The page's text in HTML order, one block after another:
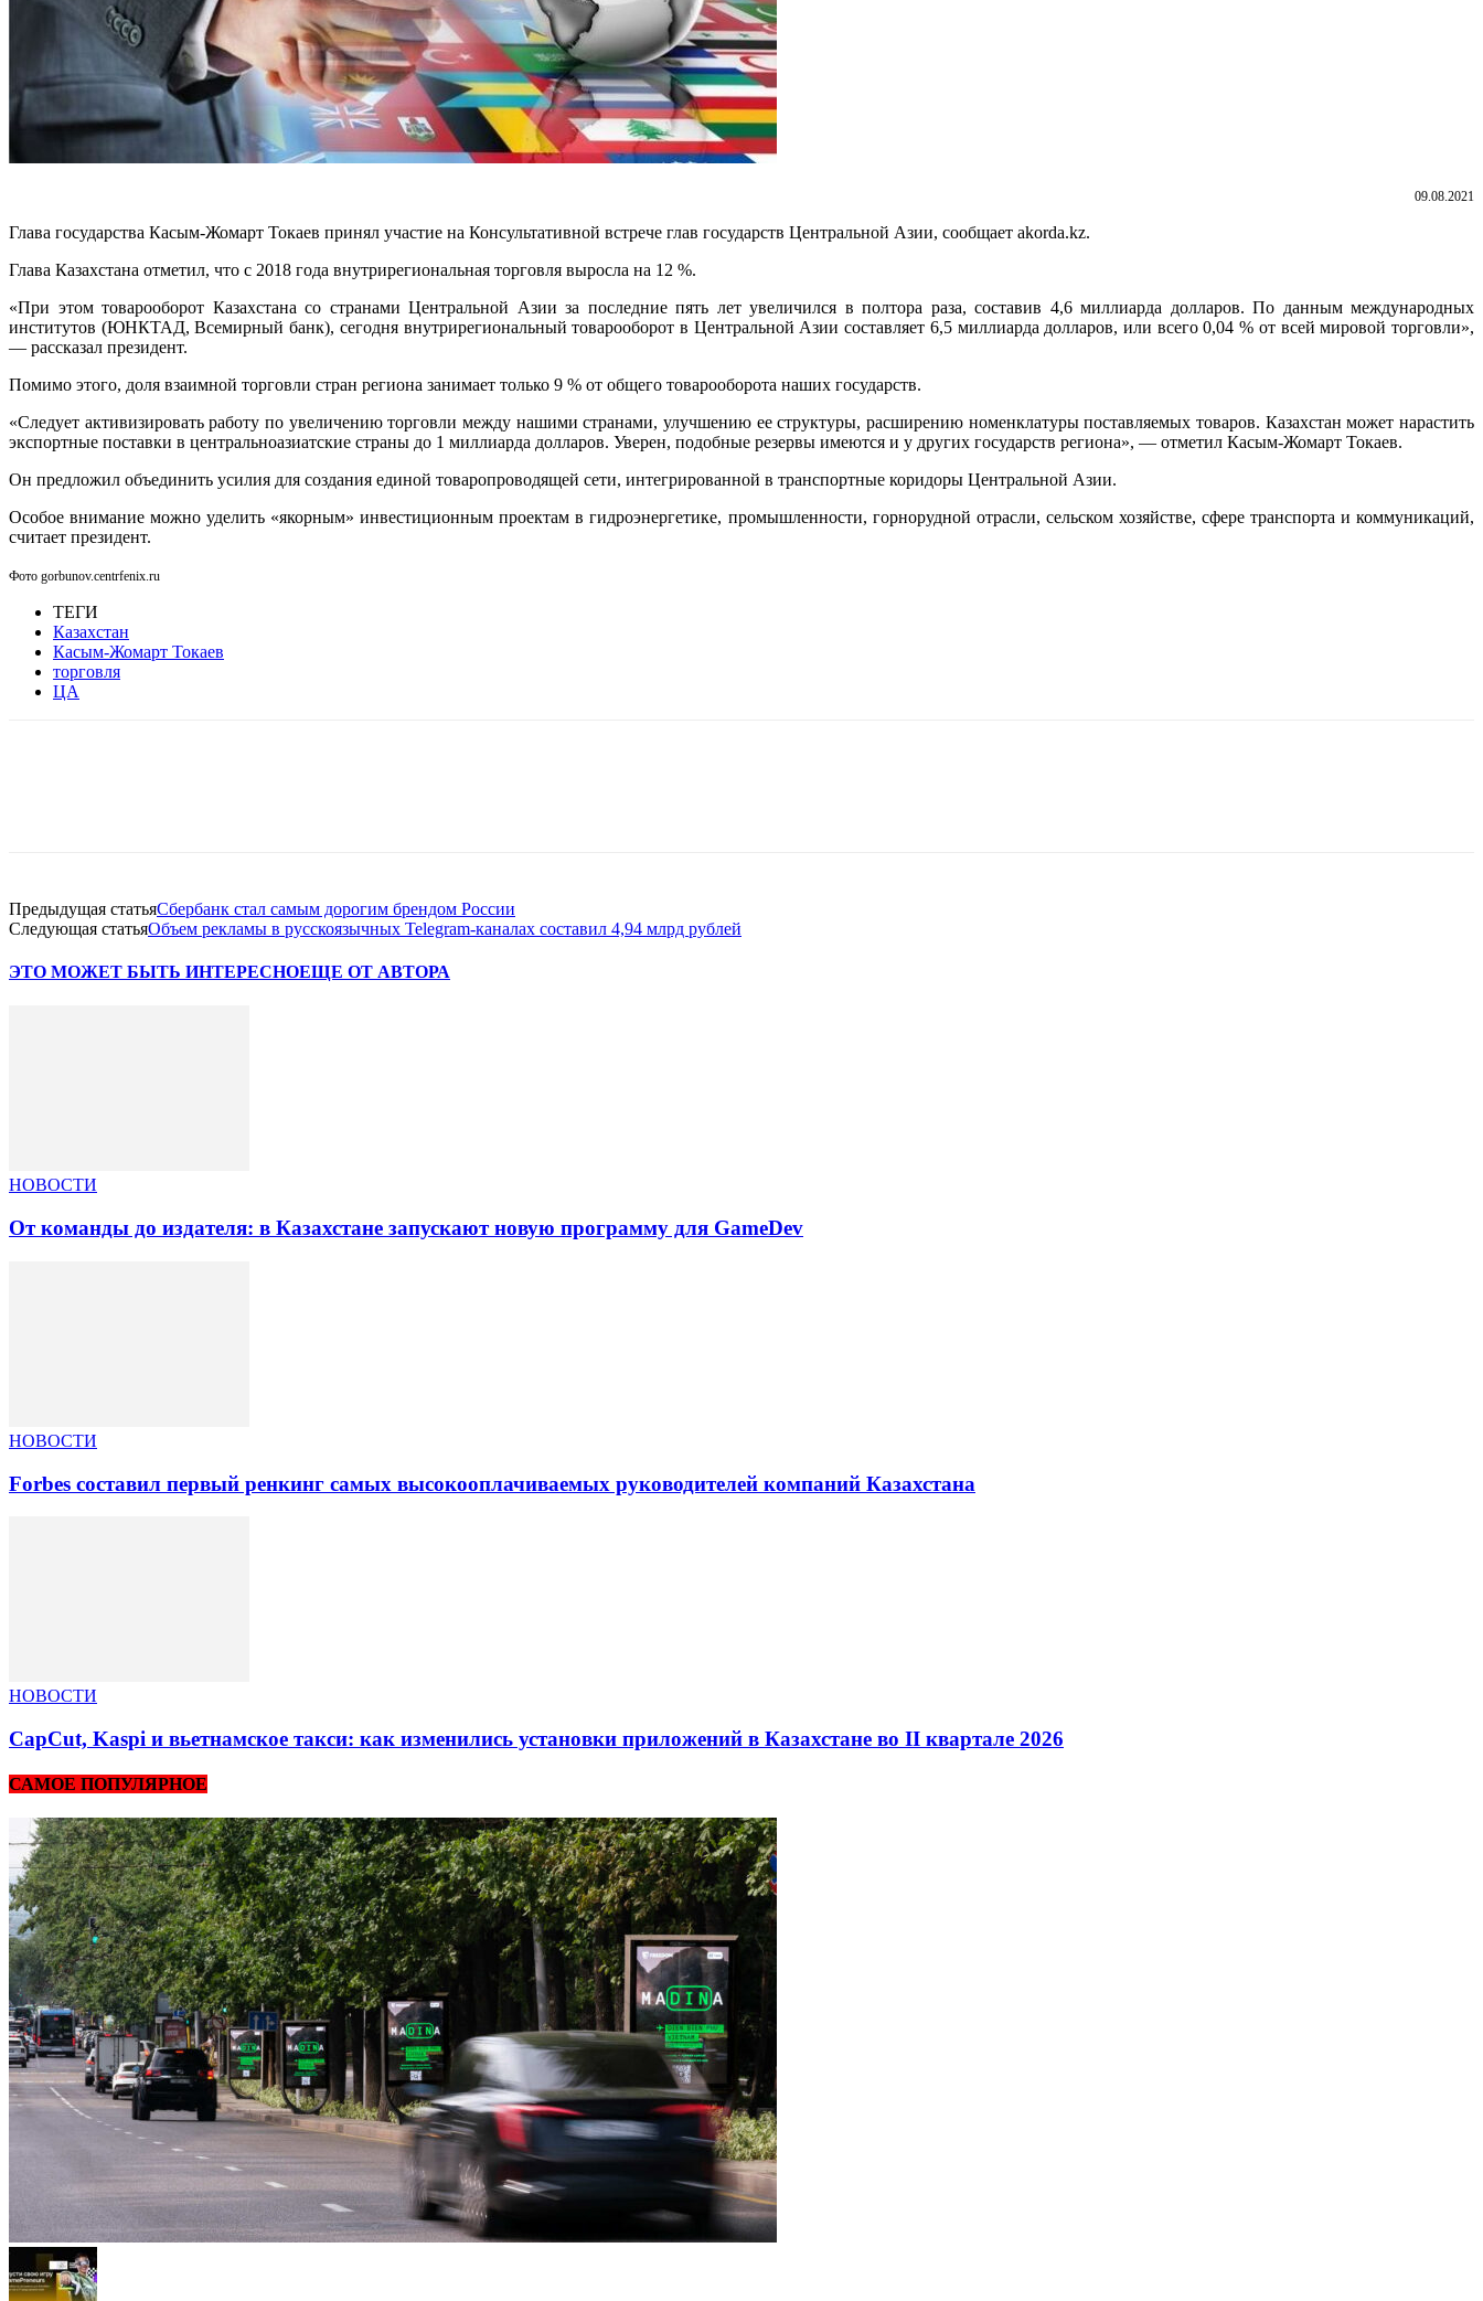
09.08.2021
Глава государства Касым-Жомарт Токаев принял участие на Консультативной встрече глав государств Центральной Азии, сообщает akorda.kz.
Глава Казахстана отметил, что с 2018 года внутрирегиональная торговля выросла на 12 %.
«При этом товарооборот Казахстана со странами Центральной Азии за последние пять лет увеличился в полтора раза, составив 4,6 миллиарда долларов. По данным международных
институтов (ЮНКТАД, Всемирный банк), сегодня внутрирегиональный товарооборот в Центральной Азии составляет 6,5 миллиарда долларов, или всего 0,04 % от всей мировой торговли»,
— рассказал президент.
Помимо этого, доля взаимной торговли стран региона занимает только 9 % от общего товарооборота наших государств.
«Следует активизировать работу по увеличению торговли между нашими странами, улучшению ее структуры, расширению номенклатуры поставляемых товаров. Казахстан может нарастить
экспортные поставки в центральноазиатские страны до 1 миллиарда долларов. Уверен, подобные резервы имеются и у других государств региона», — отметил Касым-Жомарт Токаев.
Он предложил объединить усилия для создания единой товаропроводящей сети, интегрированной в транспортные коридоры Центральной Азии.
Особое внимание можно уделить «якорным» инвестиционным проектам в гидроэнергетике, промышленности, горнорудной отрасли, сельском хозяйстве, сфере транспорта и коммуникаций,
считает президент.
Фото gorbunov.centrfenix.ru
ТЕГИ
Казахстан
Касым-Жомарт Токаев
торговля
ЦА
Предыдущая статьяСбербанк стал самым дорогим брендом России
Следующая статьяОбъем рекламы в русскоязычных Telegram-каналах составил 4,94 млрд рублей
ЭТО МОЖЕТ БЫТЬ ИНТЕРЕСНОЕЩЕ ОТ АВТОРА
НОВОСТИ
От команды до издателя: в Казахстане запускают новую программу для GameDev
НОВОСТИ
Forbes составил первый ренкинг самых высокооплачиваемых руководителей компаний Казахстана
НОВОСТИ
CapCut, Kaspi и вьетнамское такси: как изменились установки приложений в Казахстане во II квартале 2026
САМОЕ ПОПУЛЯРНОЕ